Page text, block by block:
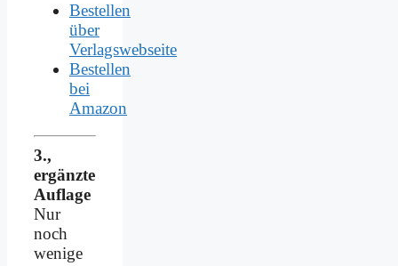
Bestellen
über
Verlagswebseite
Bestellen
bei
Amazon
3.,
ergänzte
Auflage
Nur
noch
wenige